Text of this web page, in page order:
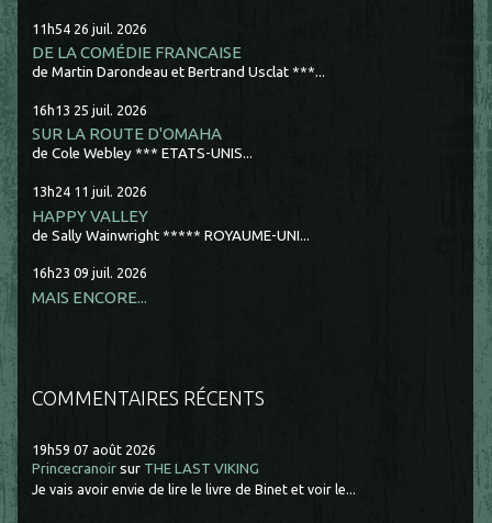
11h54 26 juil. 2026
DE LA COMÉDIE FRANCAISE
de Martin Darondeau et Bertrand Usclat ***...
16h13 25 juil. 2026
SUR LA ROUTE D'OMAHA
de Cole Webley *** ETATS-UNIS...
13h24 11 juil. 2026
HAPPY VALLEY
de Sally Wainwright ***** ROYAUME-UNI...
16h23 09 juil. 2026
MAIS ENCORE...
COMMENTAIRES RÉCENTS
19h59 07 août 2026
Princecranoir sur THE LAST VIKING
Je vais avoir envie de lire le livre de Binet et voir le...